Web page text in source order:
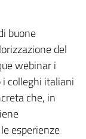
buone
del
webinar i
colleghi italiani
che, in
esperienze